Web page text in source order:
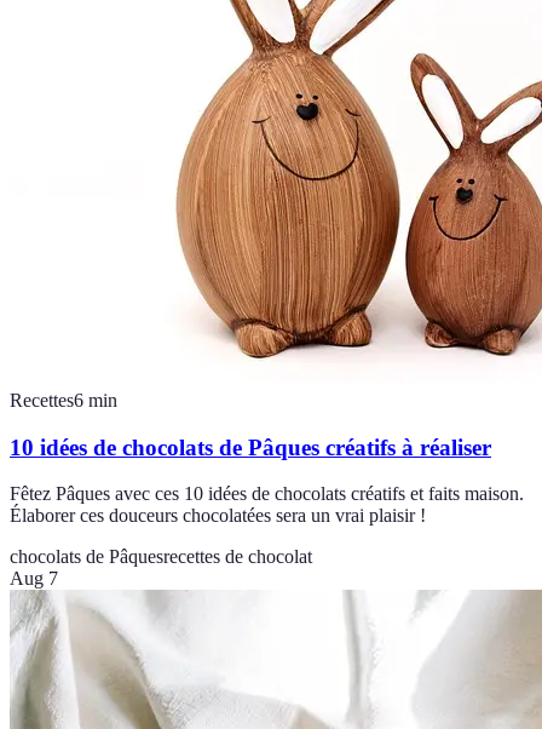
Recettes6 min
10 idées de chocolats de Pâques créatifs à réaliser
Fêtez Pâques avec ces 10 idées de chocolats créatifs et faits maison.
Élaborer ces douceurs chocolatées sera un vrai plaisir !
chocolats de Pâquesrecettes de chocolat
Aug 7